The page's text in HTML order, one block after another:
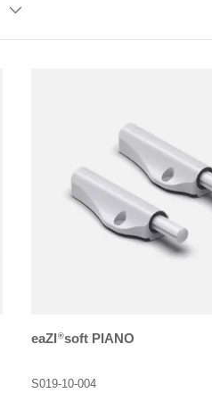
eaZI®soft PIANO
S019-10-004